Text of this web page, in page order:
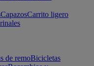
CapazosCarrito ligero
de remoBicicletas